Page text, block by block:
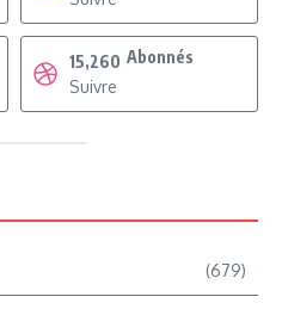
15,260 Abonnés
Suivre
(679)